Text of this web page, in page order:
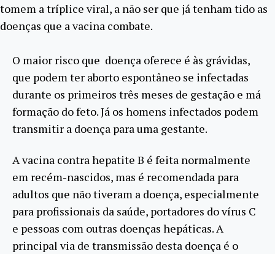
tomem a tríplice viral, a não ser que já tenham tido as
doenças que a vacina combate.
O maior risco que doença oferece é às grávidas,
que podem ter aborto espontâneo se infectadas
durante os primeiros três meses de gestação e má
formação do feto. Já os homens infectados podem
transmitir a doença para uma gestante.
A vacina contra hepatite B é feita normalmente
em recém-nascidos, mas é recomendada para
adultos que não tiveram a doença, especialmente
para profissionais da saúde, portadores do vírus C
e pessoas com outras doenças hepáticas. A
principal via de transmissão desta doença é o